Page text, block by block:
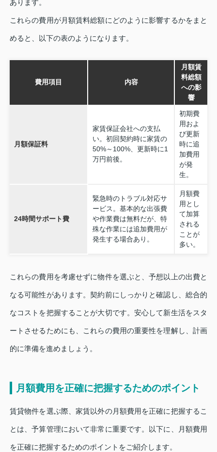
あります。
これらの費用が月額賃料総額にどのように影響するかをまと
めると、以下の表のようになります。
費用項目 内容
月額賃
料総額
への影
響
月額保証料
家賃保証会社への支払
い。初回契約時に家賃の
50%～100%、更新時に1
万円前後。
初期費
用およ
び更新
時に追
加費用
が発
生。
24時間サポート費
緊急時のトラブル対応サ
ービス。基本的な出張費
や作業費は無料だが、特
殊な作業には追加費用が
発生する場合あり。
月額費
用とし
て加算
される
ことが
多い。
これらの費用を考慮せずに物件を選ぶと、予想以上の出費と
なる可能性があります。契約前にしっかりと確認し、総合的
なコストを把握することが大切です。安心して新生活をスタ
ートさせるためにも、これらの費用の重要性を理解し、計画
的に準備を進めましょう。
月額費用を正確に把握するためのポイント
賃貸物件を選ぶ際、家賃以外の月額費用を正確に把握するこ
とは、予算管理において非常に重要です。以下に、月額費用
を正確に把握するためのポイントをご紹介します。